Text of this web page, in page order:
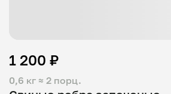
0,6 кг ≈ 2 порц.
1 200 ₽